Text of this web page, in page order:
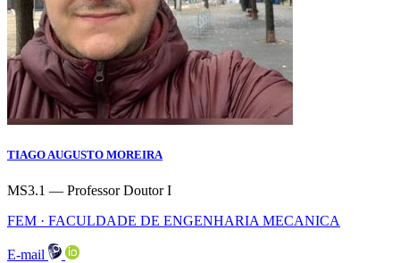
TIAGO AUGUSTO MOREIRA
MS3.1 — Professor Doutor I
FEM · FACULDADE DE ENGENHARIA MECANICA
E-mail